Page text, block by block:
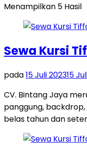
Menampilkan 5 Hasil
Sewa Kursi
pada15 Juli 202315
CV. Bintang Jaya
panggung, backdrop,
belas tahun dan